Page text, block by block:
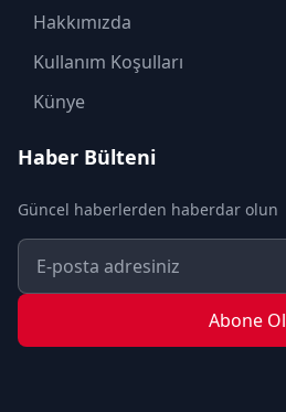
MODA
OTOMOBİL
POLİTİKA
SON DAKİKA
SPOR
TURİZM
Hakkımızda
Kullanım Koşulları
Künye
Haber Bülteni
Güncel haberlerden haberdar olun
Abone Ol